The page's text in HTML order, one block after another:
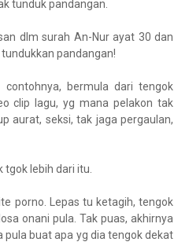
tunduk pandangan.
dlm surah An-Nur ayat 30 dan
pandangan!
bermula dari tengok
clip lagu, yg mana pelakon tak
aurat, seksi, tak jaga pergaulan,
lebih dari itu.
porno. Lepas tu ketagih, tengok
onani pula. Tak puas, akhirnya
pula buat apa yg dia tengok dekat